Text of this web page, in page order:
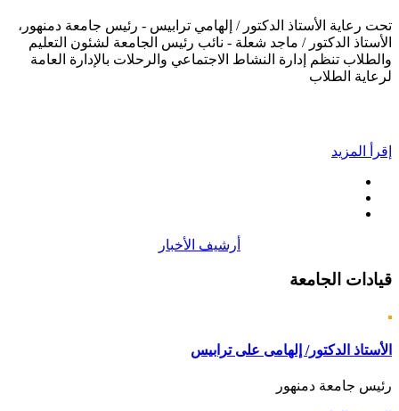
تحت رعاية الأستاذ الدكتور / إلهامي ترابيس - رئيس جامعة دمنهور،
الأستاذ الدكتور / ماجد شعلة - نائب رئيس الجامعة لشئون التعليم
والطلاب تنظم إدارة النشاط الاجتماعي والرحلات بالإدارة العامة
لرعاية الطلاب
إقرأ المزيد
أرشيف الأخبار
قيادات الجامعة
الأستاذ الدكتور/ إلهامى على ترابيس
رئيس جامعة دمنهور